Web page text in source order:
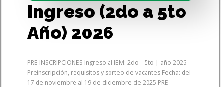
Ingreso (2do a 5to
Año) 2026
PRE-INSCRIPCIONES Ingreso al IEM: 2do – 5to | año 2026
Preinscripción, requisitos y sorteo de vacantes Fecha: del
17 de noviembre al 19 de diciembre de 2025 PRE-